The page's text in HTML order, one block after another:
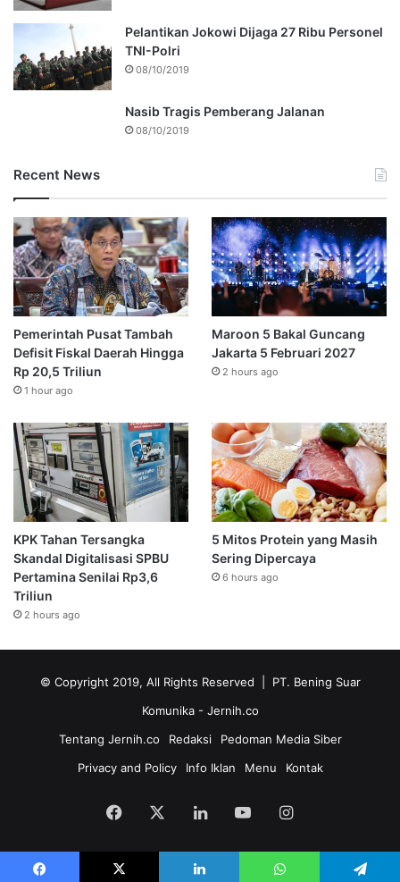
Pelantikan Jokowi Dijaga 27 Ribu Personel
TNI-Polri
08/10/2019
Nasib Tragis Pemberang Jalanan
08/10/2019
Recent News
Pemerintah Pusat Tambah
Defisit Fiskal Daerah Hingga
Rp 20,5 Triliun
1 hour ago
Maroon 5 Bakal Guncang
Jakarta 5 Februari 2027
2 hours ago
KPK Tahan Tersangka
Skandal Digitalisasi SPBU
Pertamina Senilai Rp3,6
Triliun
2 hours ago
5 Mitos Protein yang Masih
Sering Dipercaya
6 hours ago
© Copyright 2019, All Rights Reserved | PT. Bening Suar
Komunika - Jernih.co
Tentang Jernih.co
Redaksi
Pedoman Media Siber
Privacy and Policy
Info Iklan Menu Kontak
Facebook LinkedInYouTubeInstagram